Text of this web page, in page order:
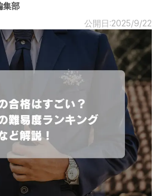
部
公開日:2025/9/22